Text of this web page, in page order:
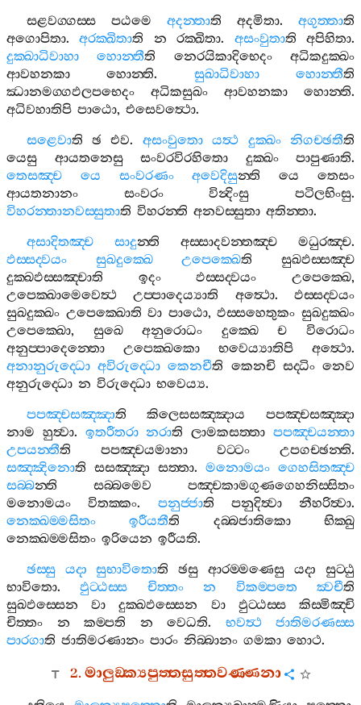
සළවග‍්ගස‍්ස පඨමෙ අදන‍්තාති අදමිතා. අගුත‍්තාති
අගොපිතා.අරක‍්ඛිතාති න රක‍්ඛිතා. අසංවුතාති අපිහිතා.
දුක‍්ඛාධිවාහා
හොන‍්තීති නෙරයිකාදිභෙදං
අධිකදුක‍්ඛං
ආවහනකා
හොන‍්ති. සුඛාධිවාහා හොන‍්තීති
ඣානමග‍්ගඵලපභෙදං
අධිකසුඛං ආවහනකා හොන‍්ති.
අධිවහාතිපි පාඨො, එසෙවත්‍ථො.
සළෙවාති ඡ එව. අසංවුතො යත්‍ථ දුක‍්ඛං නිගච‍්ඡතීති
යෙසු
ආයතනෙසු සංවරවිරහිතො දුක‍්ඛං පාපුණාති.
තෙසඤ‍්ච
යෙ සංවරණං අවෙදිසුන‍්ති යෙ
තෙසං
ආයතනානං
සංවරං වින්‍දිංසු පටිලභිංසු.
විහරන‍්තානවස‍්සුතාති විහරන‍්ති අනවස‍්සුතා අතින‍්තා.
අසාදිතඤ‍්ච
සාදුන‍්ති අස‍්සාදවන‍්තඤ‍්ච මධුරඤ‍්ච.
ඵස‍්සද‍්වයං
සුඛදුක‍්ඛෙ උපෙක‍්ඛෙති
සුඛඵස‍්සඤ‍්ච
දුක‍්ඛඵස‍්සඤ‍්චාති
ඉදං ඵස‍්සද‍්වයං උපෙක‍්ඛෙ,
උපෙක‍්ඛාමෙවෙත්‍ථ
උප‍්පාදෙය්‍යාති අත්‍ථො.ඵස‍්සද‍්වයං
සුඛදුක‍්ඛං උපෙක‍්ඛොති වා පාඨො,ඵස‍්සහෙතුකං සුඛදුක‍්ඛං
උපෙක‍්ඛො, සුඛෙ අනුරොධං දුක‍්ඛෙ ච
විරොධං
අනුප‍්පාදෙන‍්තො
උපෙක‍්ඛකො භවෙය්‍යාතිපි අත්‍ථො.
අනානුරුද‍්ධො අවිරුද‍්ධො කෙනචීති කෙනචි සද‍්ධිං නෙව
අනුරුද‍්ධො න විරුද‍්ධො භවෙය්‍ය.
පපඤ‍්චසඤ‍්ඤාති කිලෙසසඤ‍්ඤාය
පපඤ‍්චසඤ‍්ඤා
නාම හුත්‍වා. ඉතරීතරා නරාති ලාමකසත‍්තා පපඤ‍්චයන‍්තා
උපයන‍්තීති පපඤ‍්චයමානා වට‍්ටං උපගච‍්ඡන‍්ති.
සඤ‍්ඤිනොති සසඤ‍්ඤා සත‍්තා. මනොමයං ගෙහසිතඤ‍්ච
සබ‍්බන‍්ති සබ‍්බමෙව
පඤ‍්චකාමගුණගෙහනිස‍්සිතං
මනොමයං
විතක‍්කං. පනුජ‍්ජාති පනුදිත්‍වා නීහරිත්‍වා.
නෙක‍්ඛම‍්මසිතං
ඉරීයතීති දබ‍්බජාතිකො
භික‍්ඛු
නෙක‍්ඛම‍්මසිතං ඉරියෙන ඉරීයති.
ඡස‍්සු
යදා සුභාවිතොති ඡසු ආරම‍්මණෙසු යදා
සුට‍්ඨු
භාවිතො.ඵුට‍්ඨස‍්ස චිත‍්තං න විකම‍්පතෙ ක්‍වචීති
සුඛඵස‍්සෙන
වා දුක‍්ඛඵස‍්සෙන වා ඵුට‍්ඨස‍්ස
කිස‍්මිඤ‍්චි
චිත‍්තං
න කම‍්පති න වෙධති. භවත්‍ථ
ජාතිමරණස‍්ස
පාරගාති ජාතිමරණානං පාරං නිබ‍්බානං ගමකා හොථ.
2.මාලුඞ‍්ක්‍යපුත‍්තසුත‍්තවණ‍්ණනා